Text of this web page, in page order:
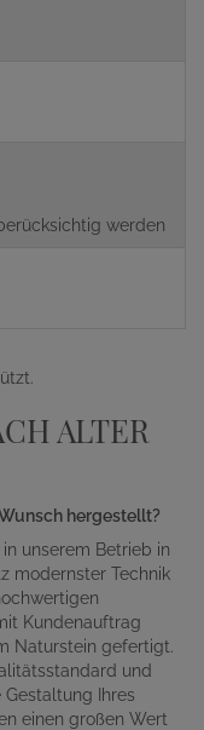
werden
ALTER
hergestellt?
unserem Betrieb in
modernster Technik
Kundenauftrag
Naturstein gefertigt.
und
Ihres
einen großen Wert